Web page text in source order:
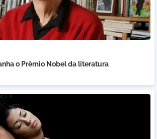
o Prêmio Nobel da literatura